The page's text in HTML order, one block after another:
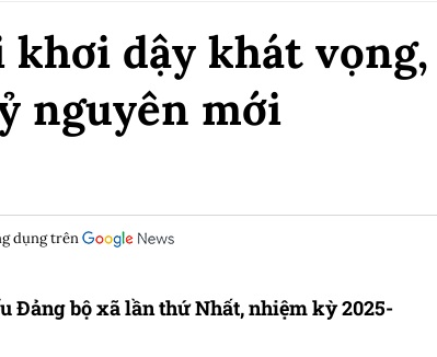
khơi dậy khát vọng,
nguyên mới
dụng trên
Đảng bộ xã lần thứ Nhất, nhiệm kỳ 2025-